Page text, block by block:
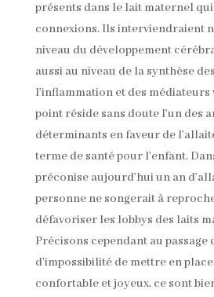
présents dans le lait maternel
connexions. Ils interviendraient
niveau du développement
aussi au niveau de la synthèse
l’inflammation et des médiateurs
point réside sans doute l’un des
déterminants en faveur de
terme de santé pour l’enfant.
préconise aujourd’hui un an
personne ne songerait à
défavoriser les lobbys des laits
Précisons cependant au passage
d’impossibilité de mettre en
confortable et joyeux, ce sont